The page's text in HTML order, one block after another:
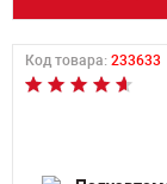
Код товара: 233633